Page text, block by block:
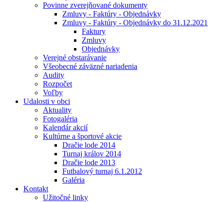
Povinne zverejňované dokumenty
Zmluvy - Faktúry - Objednávky
Zmluvy - Faktúry - Objednávky do 31.12.2021
Faktury
Zmluvy
Objednávky
Verejné obstarávanie
Všeobecné záväzné nariadenia
Audity
Rozpočet
Voľby
Udalosti v obci
Aktuality
Fotogaléria
Kalendár akcií
Kultúrne a športové akcie
Dračie lode 2014
Turnaj králov 2014
Dračie lode 2013
Futbalový turnaj 6.1.2012
Galéria
Kontakt
Užitočné linky